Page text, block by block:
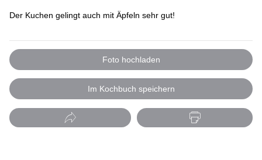
Der Kuchen gelingt auch mit Äpfeln sehr gut!
Foto hochladen
Im Kochbuch speichern